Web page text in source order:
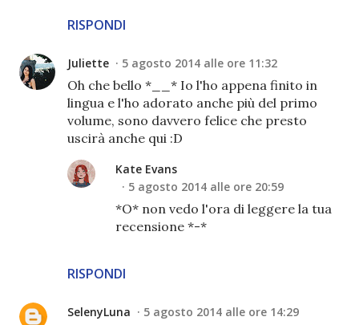
RISPONDI
Juliette 5 agosto 2014 alle ore 11:32
Oh che bello *__* Io l'ho appena finito in
lingua e l'ho adorato anche più del primo
volume, sono davvero felice che presto
uscirà anche qui :D
RISPONDI
Kate Evans
5 agosto 2014 alle ore 20:59
*O* non vedo l'ora di leggere la tua
recensione *-*
SelenyLuna 5 agosto 2014 alle ore 14:29